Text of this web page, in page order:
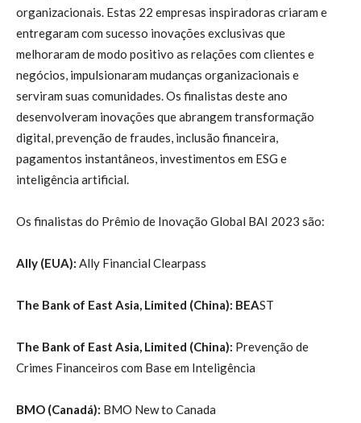
organizacionais. Estas 22 empresas inspiradoras criaram e
entregaram com sucesso inovações exclusivas que
melhoraram de modo positivo as relações com clientes e
negócios, impulsionaram mudanças organizacionais e
serviram suas comunidades. Os finalistas deste ano
desenvolveram inovações que abrangem transformação
digital, prevenção de fraudes, inclusão financeira,
pagamentos instantâneos, investimentos em ESG e
inteligência artificial.
Os finalistas do Prêmio de Inovação Global BAI 2023 são:
Ally (EUA): Ally Financial Clearpass
The Bank of East Asia, Limited (China): BEAST
The Bank of East Asia, Limited (China): Prevenção de
Crimes Financeiros com Base em Inteligência
BMO (Canadá): BMO New to Canada